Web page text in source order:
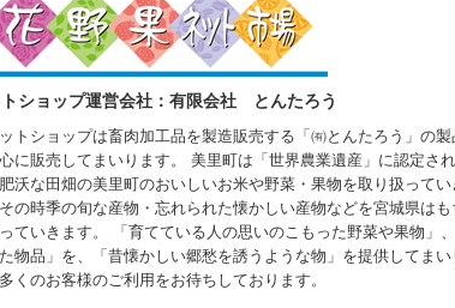
ショップ運営会社：有限会社 とんたろう
トショップは畜肉加工品を製造販売する「㈲とんたろう」の
に販売してまいります。 美里町は「世界農業遺産」に認定さ
沃な田畑の美里町のおいしいお米や野菜・果物を取り扱って
の時季の旬な産物・忘れられた懐かしい産物などを宮城県は
ていきます。 「育てている人の思いのこもった野菜や果物」
物品」を、「昔懐かしい郷愁を誘うような物」を提供してま
くのお客様のご利用をお待ちしております。